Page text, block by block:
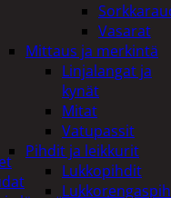
Vasarat
Mittaus ja merkintä
Linjalangat ja
kynät
Mitat
Vatupassit
Pihdit ja leikkurit
Lukkopihdit